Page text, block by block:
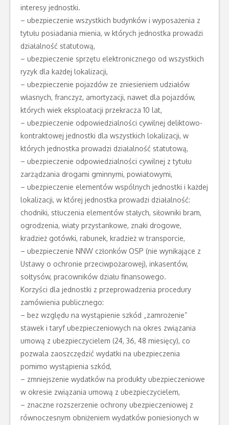
interesy jednostki.
– ubezpieczenie wszystkich budynków i wyposażenia z
tytułu posiadania mienia, w których jednostka prowadzi
działalność statutową,
– ubezpieczenie sprzętu elektronicznego od wszystkich
ryzyk dla każdej lokalizacji,
– ubezpieczenie pojazdów ze zniesieniem udziałów
własnych, franczyz, amortyzacji, nawet dla pojazdów,
których wiek eksploatacji przekracza 10 lat,
– ubezpieczenie odpowiedzialności cywilnej deliktowo-
kontraktowej jednostki dla wszystkich lokalizacji, w
których jednostka prowadzi działalność statutową,
– ubezpieczenie odpowiedzialności cywilnej z tytułu
zarządzania drogami gminnymi, powiatowymi,
– ubezpieczenie elementów wspólnych jednostki i każdej
lokalizacji, w której jednostka prowadzi działalność:
chodniki, stłuczenia elementów stałych, siłowniki bram,
ogrodzenia, wiaty przystankowe, znaki drogowe,
kradzież gotówki, rabunek, kradzież w transporcie,
– ubezpieczenie NNW członków OSP (nie wynikające z
Ustawy o ochronie przeciwpożarowej), inkasentów,
sołtysów, pracowników działu finansowego.
Korzyści dla jednostki z przeprowadzenia procedury
zamówienia publicznego:
– bez względu na wystąpienie szkód „zamrożenie”
stawek i taryf ubezpieczeniowych na okres związania
umową z ubezpieczycielem (24, 36, 48 miesięcy), co
pozwala zaoszczędzić wydatki na ubezpieczenia
pomimo wystąpienia szkód,
– zmniejszenie wydatków na produkty ubezpieczeniowe
w okresie związania umową z ubezpieczycielem,
– znaczne rozszerzenie ochrony ubezpieczeniowej z
równoczesnym obniżeniem wydatków poniesionych w